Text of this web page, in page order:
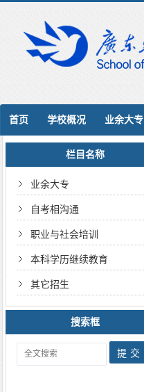
首页 学校概况 业余大专
栏目名称
业余大专
自考相沟通
职业与社会培训
本科学历继续教育
其它招生
搜索框